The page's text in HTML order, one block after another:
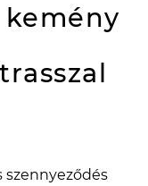
szennyeződés